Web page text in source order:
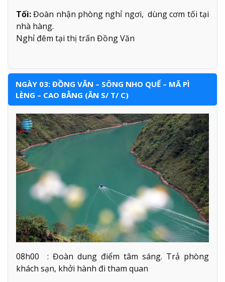
Tối:Đoàn nhận phòng nghỉ ngơi, dùng cơm tối tại
nhà hàng.
Nghỉ đêm tại thị trấn Đồng Văn
NGÀY 03: ĐỒNG VĂN – SÔNG NHO QUẾ – MÃ PÌ
LÈNG – CAO BẰNG (ĂN S/ T/ C)
08h00 : Đoàn dung điểm tâm sáng. Trả phòng
khách sạn, khởi hành đi tham quan